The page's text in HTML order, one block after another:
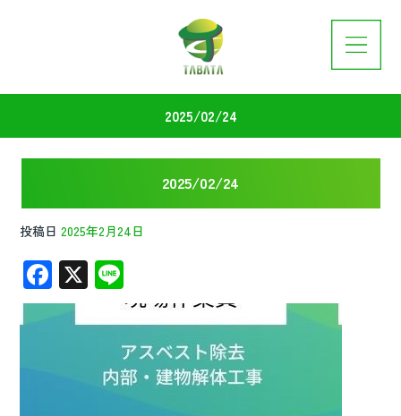
2025/02/24
2025/02/24
投稿日 2025年2月24日
F
ac
X
n
e